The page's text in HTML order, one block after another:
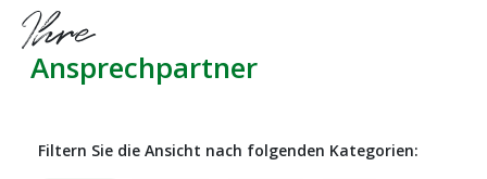
Ihre
Ansprechpartner
Filtern Sie die Ansicht nach folgenden Kategorien: